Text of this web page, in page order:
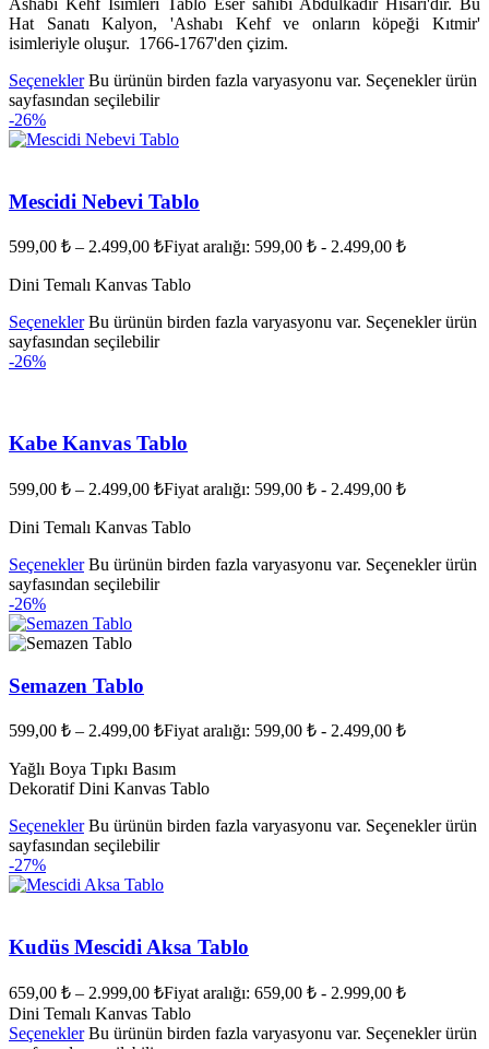
Ashabı Kehf İsimleri Tablo Eser sahibi Abdülkadir Hisari'dir. Bu
Hat Sanatı Kalyon, 'Ashabı Kehf ve onların köpeği Kıtmir'
isimleriyle oluşur. 1766-1767'den çizim.
Seçenekler Bu ürünün birden fazla varyasyonu var. Seçenekler ürün
sayfasından seçilebilir
-26%
Mescidi Nebevi Tablo
599,00 ₺ – 2.499,00 ₺Fiyat aralığı: 599,00 ₺ - 2.499,00 ₺
Dini Temalı Kanvas Tablo
Seçenekler Bu ürünün birden fazla varyasyonu var. Seçenekler ürün
sayfasından seçilebilir
-26%
Kabe Kanvas Tablo
599,00 ₺ – 2.499,00 ₺Fiyat aralığı: 599,00 ₺ - 2.499,00 ₺
Dini Temalı Kanvas Tablo
Seçenekler Bu ürünün birden fazla varyasyonu var. Seçenekler ürün
sayfasından seçilebilir
-26%
Semazen Tablo
599,00 ₺ – 2.499,00 ₺Fiyat aralığı: 599,00 ₺ - 2.499,00 ₺
Yağlı Boya Tıpkı Basım
Dekoratif Dini Kanvas Tablo
Seçenekler Bu ürünün birden fazla varyasyonu var. Seçenekler ürün
sayfasından seçilebilir
-27%
Kudüs Mescidi Aksa Tablo
659,00 ₺ – 2.999,00 ₺Fiyat aralığı: 659,00 ₺ - 2.999,00 ₺
Dini Temalı Kanvas Tablo
Seçenekler Bu ürünün birden fazla varyasyonu var. Seçenekler ürün